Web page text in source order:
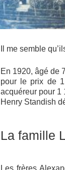
Il me semble
En 1920, âgé de
pour le prix de
acquéreur pour 1
Henry Standish
La famille